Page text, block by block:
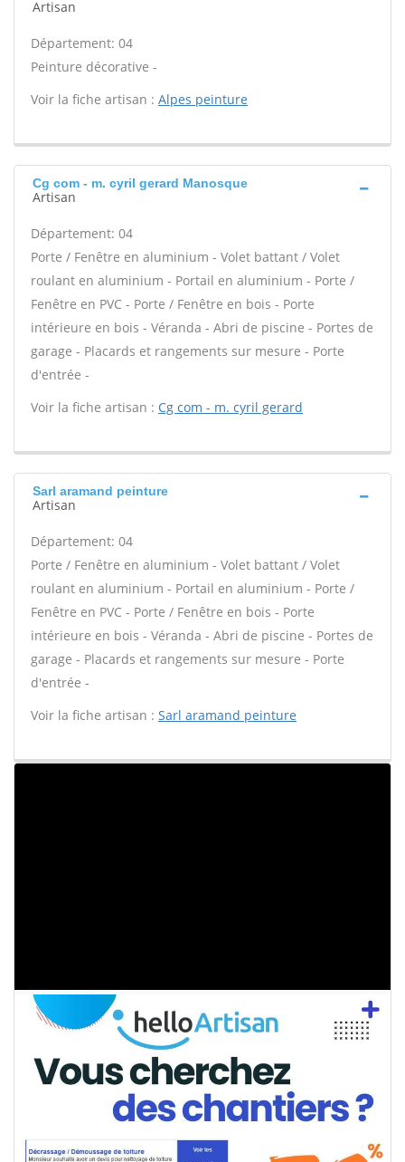
Artisan
Département: 04
Peinture décorative -
Voir la fiche artisan : Alpes peinture
Cg com - m. cyril gerard Manosque
Artisan
Département: 04
Porte / Fenêtre en aluminium - Volet battant / Volet
roulant en aluminium - Portail en aluminium - Porte /
Fenêtre en PVC - Porte / Fenêtre en bois - Porte
intérieure en bois - Véranda - Abri de piscine - Portes de
garage - Placards et rangements sur mesure - Porte
d'entrée -
Voir la fiche artisan : Cg com - m. cyril gerard
Sarl aramand peinture
Artisan
Département: 04
Porte / Fenêtre en aluminium - Volet battant / Volet
roulant en aluminium - Portail en aluminium - Porte /
Fenêtre en PVC - Porte / Fenêtre en bois - Porte
intérieure en bois - Véranda - Abri de piscine - Portes de
garage - Placards et rangements sur mesure - Porte
d'entrée -
Voir la fiche artisan : Sarl aramand peinture